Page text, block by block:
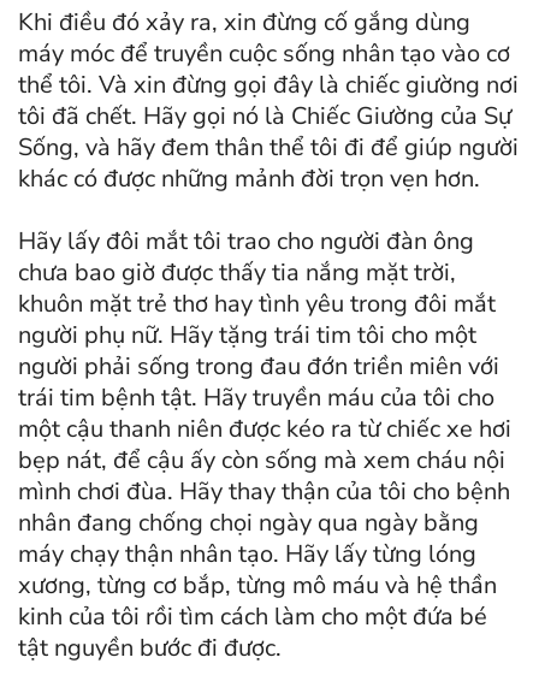
Khi điều đó xảy ra, xin đừng cố gắng dùng
máy móc để truyền cuộc sống nhân tạo vào cơ
thể tôi. Và xin đừng gọi đây là chiếc giường nơi
tôi đã chết. Hãy gọi nó là Chiếc Giường của Sự
Sống, và hãy đem thân thể tôi đi để giúp người
khác có được những mảnh đời trọn vẹn hơn.
Hãy lấy đôi mắt tôi trao cho người đàn ông
chưa bao giờ được thấy tia nắng mặt trời,
khuôn mặt trẻ thơ hay tình yêu trong đôi mắt
người phụ nữ. Hãy tặng trái tim tôi cho một
người phải sống trong đau đớn triền miên với
trái tim bệnh tật. Hãy truyền máu của tôi cho
một cậu thanh niên được kéo ra từ chiếc xe hơi
bẹp nát, để cậu ấy còn sống mà xem cháu nội
mình chơi đùa. Hãy thay thận của tôi cho bệnh
nhân đang chống chọi ngày qua ngày bằng
máy chạy thận nhân tạo. Hãy lấy từng lóng
xương, từng cơ bắp, từng mô máu và hệ thần
kinh của tôi rồi tìm cách làm cho một đứa bé
tật nguyền bước đi được.